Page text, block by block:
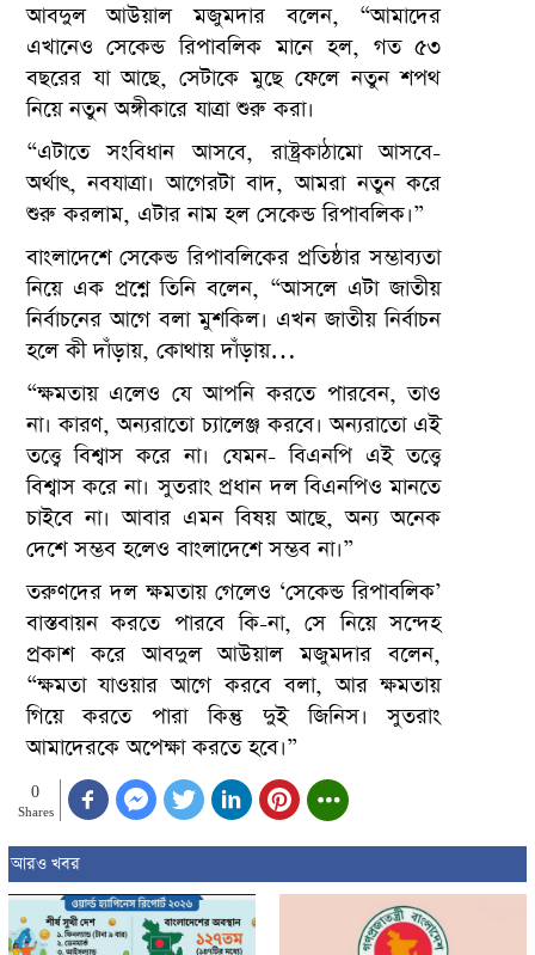
আবদুল আউয়াল মজুমদার বলেন, “আমাদের
এখানেও সেকেন্ড রিপাবলিক মানে হল, গত ৫৩
বছরের যা আছে, সেটাকে মুছে ফেলে নতুন শপথ
নিয়ে নতুন অঙ্গীকারে যাত্রা শুরু করা।
“এটাতে সংবিধান আসবে, রাষ্ট্রকাঠামো আসবে-
অর্থাৎ, নবযাত্রা। আগেরটা বাদ, আমরা নতুন করে
শুরু করলাম, এটার নাম হল সেকেন্ড রিপাবলিক।”
বাংলাদেশে সেকেন্ড রিপাবলিকের প্রতিষ্ঠার সম্ভাব্যতা
নিয়ে এক প্রশ্নে তিনি বলেন, “আসলে এটা জাতীয়
নির্বাচনের আগে বলা মুশকিল। এখন জাতীয় নির্বাচন
হলে কী দাঁড়ায়, কোথায় দাঁড়ায়…
“ক্ষমতায় এলেও যে আপনি করতে পারবেন, তাও
না। কারণ, অন্যরাতো চ্যালেঞ্জ করবে। অন্যরাতো এই
তত্ত্বে বিশ্বাস করে না। যেমন- বিএনপি এই তত্ত্বে
বিশ্বাস করে না। সুতরাং প্রধান দল বিএনপিও মানতে
চাইবে না। আবার এমন বিষয় আছে, অন্য অনেক
দেশে সম্ভব হলেও বাংলাদেশে সম্ভব না।”
তরুণদের দল ক্ষমতায় গেলেও ‘সেকেন্ড রিপাবলিক’
বাস্তবায়ন করতে পারবে কি-না, সে নিয়ে সন্দেহ
প্রকাশ করে আবদুল আউয়াল মজুমদার বলেন,
“ক্ষমতা যাওয়ার আগে করবে বলা, আর ক্ষমতায়
গিয়ে করতে পারা কিন্তু দুই জিনিস। সুতরাং
আমাদেরকে অপেক্ষা করতে হবে।”
0
Shares
আরও খবর